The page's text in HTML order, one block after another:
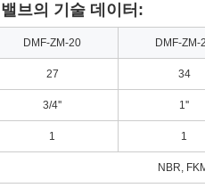
브의 기술 데이터:
DMF-ZM-20 DMF-ZM-
27 34
3/4'' 1''
1 1
NBR,